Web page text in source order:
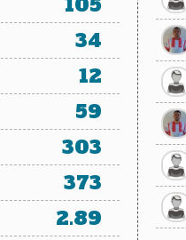
34
12
59
303
373
2.89